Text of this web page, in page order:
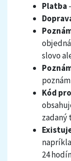
Platba
slovo
Kód
zadaný
24